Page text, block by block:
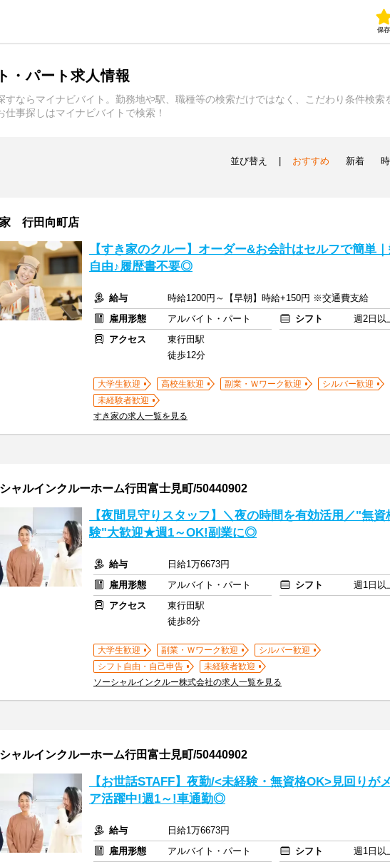
保存
・パート求人情報
ならマイナビバイト。勤務地や駅、職種等の検索だけではなく、こだわり条件検索
事探しはマイナビバイトで検索！
並び替え おすすめ 新着
行田向町店
【すき家のクルー】オーダー&お会計はセルフで簡単
自由♪履歴書不要◎
給与
時給1200円～【早朝】時給+150円 ※交通費支給
雇用形態
アルバイト・パート シフト
週2日以
アクセス
東行田駅
徒歩12分
大学生歓迎 高校生歓迎 副業・Ｗワーク歓迎
シルバー歓迎
未経験者歓迎
すき家の求人一覧を見る
ャルインクルーホーム行田富士見町/50440902
【夜間見守りスタッフ】＼夜の時間を有効活用／"無資
験"大歓迎★週1～OK!副業に◎
給与
日給1万6673円
雇用形態
アルバイト・パート シフト
週1日以
アクセス
東行田駅
徒歩8分
大学生歓迎 副業・Ｗワーク歓迎
シルバー歓迎
シフト自由・自己申告
未経験者歓迎
ソーシャルインクルー株式会社の求人一覧を見る
ャルインクルーホーム行田富士見町/50440902
【お世話STAFF】夜勤/<未経験・無資格OK>見回りが
ア活躍中!週1～!車通勤◎
給与
日給1万6673円
雇用形態
アルバイト・パート シフト
週1日以